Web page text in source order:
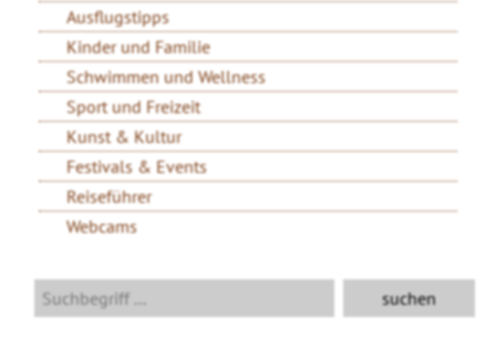
Ausflugstipps
Kinder und Familie
Schwimmen und Wellness
Sport und Freizeit
Kunst & Kultur
Festivals & Events
Reiseführer
Webcams